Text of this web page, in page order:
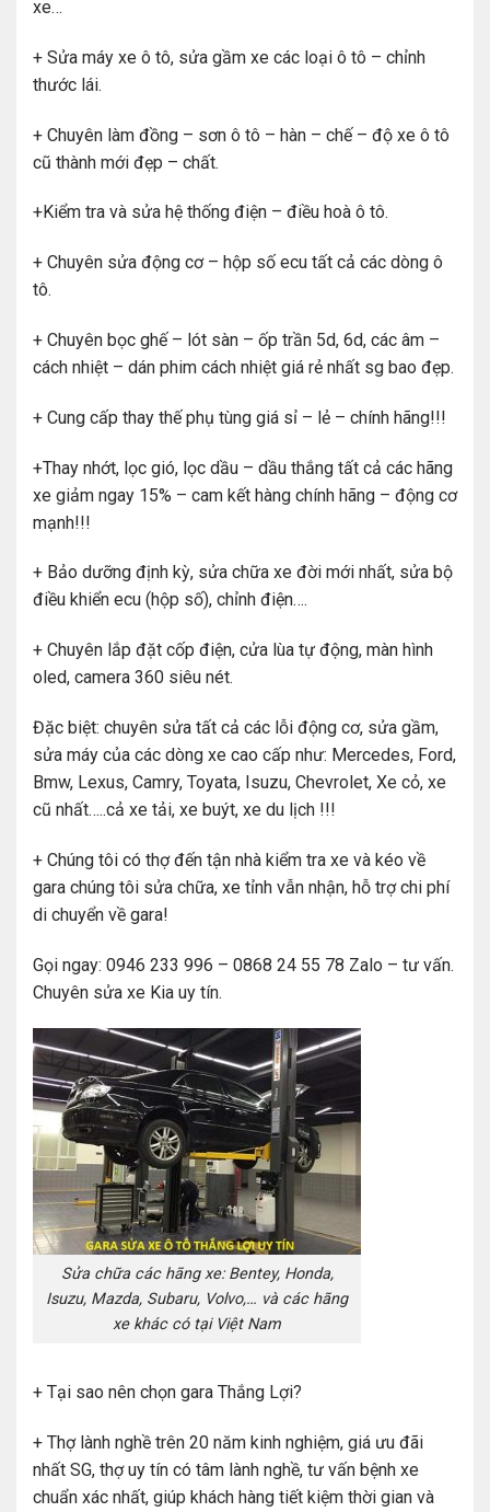
xe…
+ Sửa máy xe ô tô, sửa gầm xe các loại ô tô – chỉnh
thước lái.
+ Chuyên làm đồng – sơn ô tô – hàn – chế – độ xe ô tô
cũ thành mới đẹp – chất.
+Kiểm tra và sửa hệ thống điện – điều hoà ô tô.
+ Chuyên sửa động cơ – hộp số ecu tất cả các dòng ô
tô.
+ Chuyên bọc ghế – lót sàn – ốp trần 5d, 6d, các âm –
cách nhiệt – dán phim cách nhiệt giá rẻ nhất sg bao đẹp.
+ Cung cấp thay thế phụ tùng giá sỉ – lẻ – chính hãng!!!
+Thay nhớt, lọc gió, lọc dầu – dầu thắng tất cả các hãng
xe giảm ngay 15% – cam kết hàng chính hãng – động cơ
mạnh!!!
+ Bảo dưỡng định kỳ, sửa chữa xe đời mới nhất, sửa bộ
điều khiển ecu (hộp số), chỉnh điện….
+ Chuyên lắp đặt cốp điện, cửa lùa tự động, màn hình
oled, camera 360 siêu nét.
Đặc biệt: chuyên sửa tất cả các lỗi động cơ, sửa gầm,
sửa máy của các dòng xe cao cấp như: Mercedes, Ford,
Bmw, Lexus, Camry, Toyata, Isuzu, Chevrolet, Xe cỏ, xe
cũ nhất…..cả xe tải, xe buýt, xe du lịch !!!
+ Chúng tôi có thợ đến tận nhà kiểm tra xe và kéo về
gara chúng tôi sửa chữa, xe tỉnh vẫn nhận, hỗ trợ chi phí
di chuyển về gara!
Gọi ngay: 0946 233 996 – 0868 24 55 78 Zalo – tư vấn.
Chuyên sửa xe Kia uy tín.
Sửa chữa các hãng xe: Bentey, Honda,
Isuzu, Mazda, Subaru, Volvo,… và các hãng
xe khác có tại Việt Nam
+ Tại sao nên chọn gara Thắng Lợi?
+ Thợ lành nghề trên 20 năm kinh nghiệm, giá ưu đãi
nhất SG, thợ uy tín có tâm lành nghề, tư vấn bệnh xe
chuẩn xác nhất, giúp khách hàng tiết kiệm thời gian và